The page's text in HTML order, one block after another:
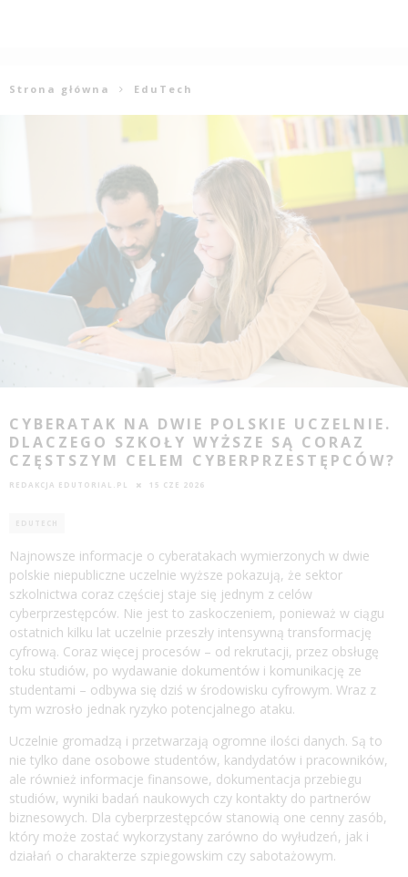
Strona główna EduTech
CYBERATAK NA DWIE POLSKIE UCZELNIE.
DLACZEGO SZKOŁY WYŻSZE SĄ CORAZ
CZĘSTSZYM CELEM CYBERPRZESTĘPCÓW?
REDAKCJA EDUTORIAL.PL 15 CZE 2026
EDUTECH
Najnowsze informacje o cyberatakach wymierzonych w dwie
polskie niepubliczne uczelnie wyższe pokazują, że sektor
szkolnictwa coraz częściej staje się jednym z celów
cyberprzestępców. Nie jest to zaskoczeniem, ponieważ w ciągu
ostatnich kilku lat uczelnie przeszły intensywną transformację
cyfrową. Coraz więcej procesów – od rekrutacji, przez obsługę
toku studiów, po wydawanie dokumentów i komunikację ze
studentami – odbywa się dziś w środowisku cyfrowym. Wraz z
tym wzrosło jednak ryzyko potencjalnego ataku.
Uczelnie gromadzą i przetwarzają ogromne ilości danych. Są to
nie tylko dane osobowe studentów, kandydatów i pracowników,
ale również informacje finansowe, dokumentacja przebiegu
studiów, wyniki badań naukowych czy kontakty do partnerów
biznesowych. Dla cyberprzestępców stanowią one cenny zasób,
który może zostać wykorzystany zarówno do wyłudzeń, jak i
działań o charakterze szpiegowskim czy sabotażowym.